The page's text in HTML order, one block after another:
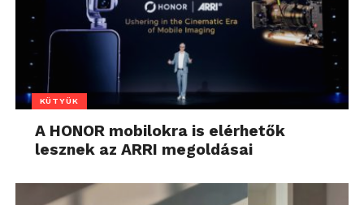
KÜTYÜK
A HONOR mobilokra is elérhetők
lesznek az ARRI megoldásai